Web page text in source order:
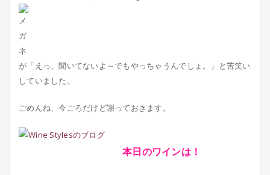
が「えっ、聞いてないよ～でもやっちゃうんでしょ。」と苦笑い
していました。
ごめんね、今ごろだけど謝っておきます。
本日のワインは！